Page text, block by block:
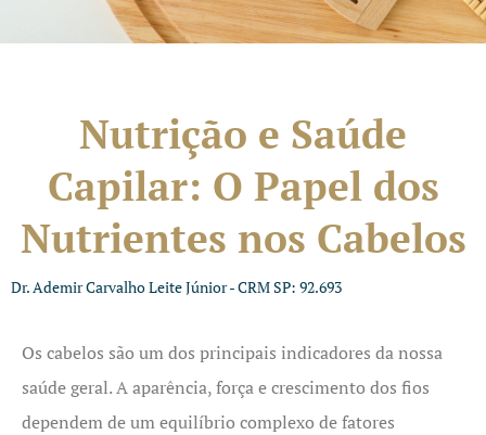
Nutrição e Saúde
Capilar: O Papel dos
Nutrientes nos Cabelos
Dr. Ademir Carvalho Leite Júnior - CRM SP: 92.693
Os cabelos são um dos principais indicadores da nossa
saúde geral. A aparência, força e crescimento dos fios
dependem de um equilíbrio complexo de fatores